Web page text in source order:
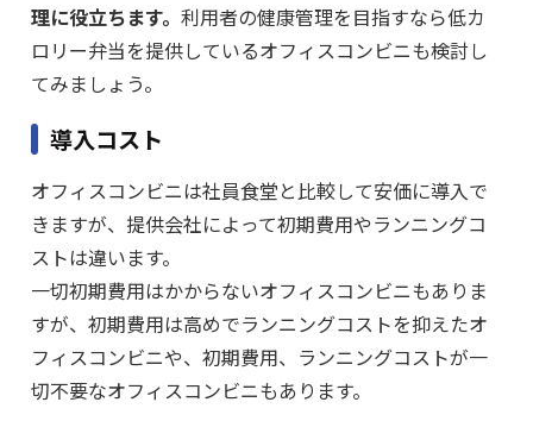
理に役立ちます。 利用者の健康管理を目指すなら低カ
ロリー弁当を提供しているオフィスコンビニも検討し
てみましょう。
導入コスト
オフィスコンビニは社員食堂と比較して安価に導入で
きますが、提供会社によって初期費用やランニングコ
ストは違います。
一切初期費用はかからないオフィスコンビニもありま
すが、初期費用は高めでランニングコストを抑えたオ
フィスコンビニや、初期費用、ランニングコストが一
切不要なオフィスコンビニもあります。